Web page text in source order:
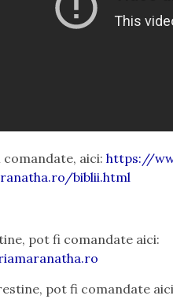
aici: https://
biblii.html
pot fi comandate aici:
pot fi comandate